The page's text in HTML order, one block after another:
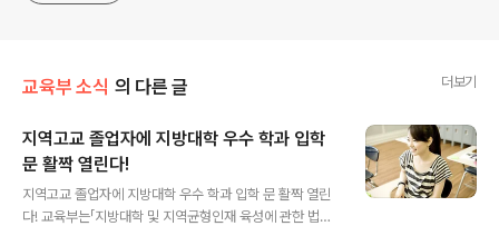
교육부 소식 의 다른 글 더보기
지역고교 졸업자에 지방대학 우수 학과 입학
문 활짝 열린다!
지역고교 졸업자에 지방대학 우수 학과 입학 문 활짝 열린
다! 교육부는「지방대학 및 지역균형인재 육성에 관한 법률